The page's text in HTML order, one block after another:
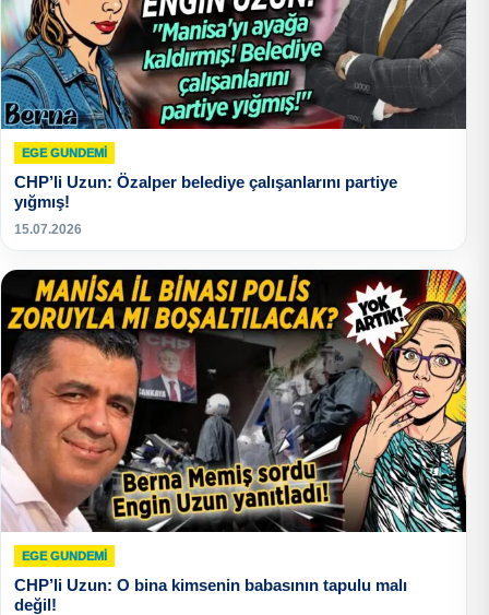
EGE GUNDEMİ
CHP’li Uzun: Özalper belediye çalışanlarını partiye
yığmış!
15.07.2026
EGE GUNDEMİ
CHP’li Uzun: O bina kimsenin babasının tapulu malı
değil!